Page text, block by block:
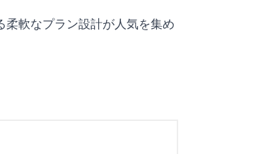
軟なプラン設計が人気を集め